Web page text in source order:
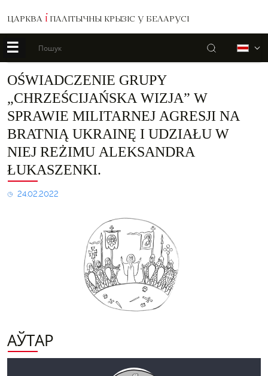
ЦАРКВА І ПАЛІТЫЧНЫ КРЫЗІС У БЕЛАРУСІ
☰ Пошук
Oświadczenie
„Chrześcijańska
Wizja”
w
sprawie
militarnej
agresji
na
bratnią
Ukrainę
OŚWIADCZENIE GRUPY
„CHRZEŚCIJAŃSKA WIZJA” W
SPRAWIE MILITARNEJ AGRESJI NA
BRATNIĄ UKRAINĘ I UDZIAŁU W
NIEJ REŻIMU ALEKSANDRA
ŁUKASZENKI.
24.02.2022
АЎТАР